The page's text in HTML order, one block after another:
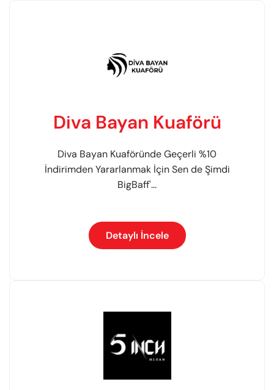
Diva Bayan Kuaförü
Diva Bayan Kuaföründe Geçerli %10
İndirimden Yararlanmak İçin Sen de Şimdi
BigBaff'...
Detaylı İncele